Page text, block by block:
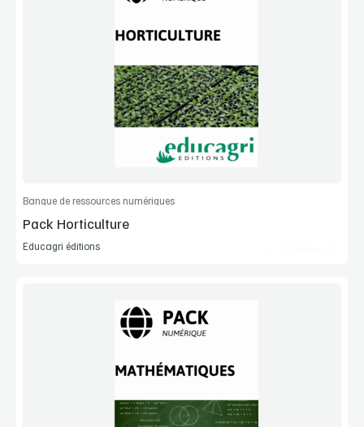
Manuel complet
Commander l'article
Banque de ressources numériques
Pack Horticulture
Educagri éditions
Manuel complet